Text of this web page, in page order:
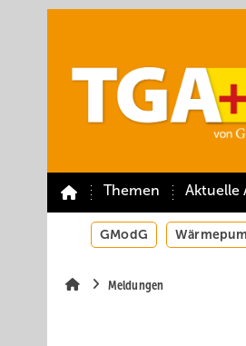
Themen Aktuelle
GModG
Meldungen